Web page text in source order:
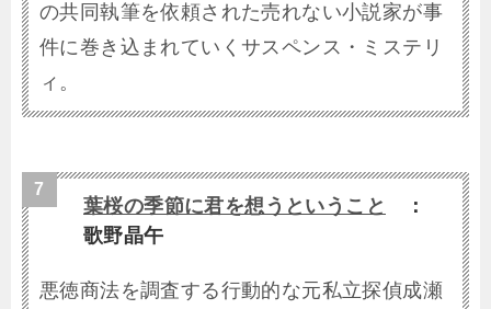
の共同執筆を依頼された売れない小説家が事
件に巻き込まれていくサスペンス・ミステリ
ィ。
葉桜の季節に君を想うということ
：
歌野晶午
悪徳商法を調査する行動的な元私立探偵成瀬